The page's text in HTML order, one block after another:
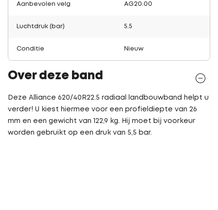
Aanbevolen velg AG20.00
Luchtdruk (bar) 5.5
Conditie Nieuw
Over deze band
Deze Alliance 620/40R22.5 radiaal landbouwband helpt u
verder! U kiest hiermee voor een profieldiepte van 26
mm en een gewicht van 122,9 kg. Hij moet bij voorkeur
worden gebruikt op een druk van 5,5 bar.